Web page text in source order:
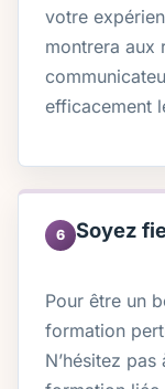
votre
montrera aux
efficacement
6 Soyez
Pour être un
formation
N’hésitez